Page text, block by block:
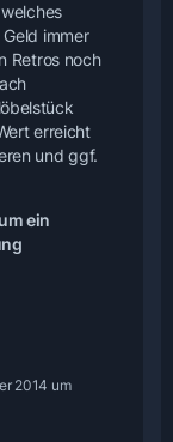
immer
Retros noch
erreicht
und ggf.
ein
2014 um